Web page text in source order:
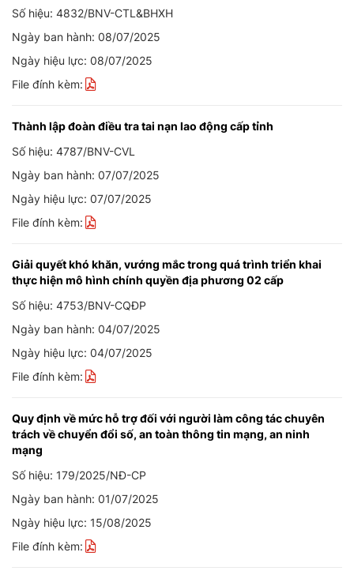
Số hiệu: 4832/BNV-CTL&BHXH
Ngày ban hành: 08/07/2025
Ngày hiệu lực: 08/07/2025
File đính kèm:
Thành lập đoàn điều tra tai nạn lao động cấp tỉnh
Số hiệu: 4787/BNV-CVL
Ngày ban hành: 07/07/2025
Ngày hiệu lực: 07/07/2025
File đính kèm:
Giải quyết khó khăn, vướng mắc trong quá trình triển khai
thực hiện mô hình chính quyền địa phương 02 cấp
Số hiệu: 4753/BNV-CQĐP
Ngày ban hành: 04/07/2025
Ngày hiệu lực: 04/07/2025
File đính kèm:
Quy định về mức hỗ trợ đối với người làm công tác chuyên
trách về chuyển đổi số, an toàn thông tin mạng, an ninh
mạng
Số hiệu: 179/2025/NĐ-CP
Ngày ban hành: 01/07/2025
Ngày hiệu lực: 15/08/2025
File đính kèm: